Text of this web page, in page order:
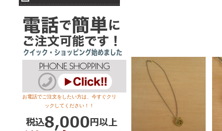
お電話でご注文をしたい方は、今すぐクリ
ックしてください！！